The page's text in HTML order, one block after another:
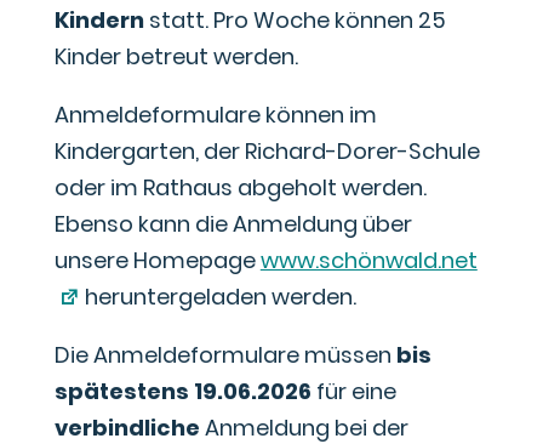
Kindern statt. Pro Woche können 25
Kinder betreut werden.
Anmeldeformulare können im
Kindergarten, der Richard-Dorer-Schule
oder im Rathaus abgeholt werden.
Ebenso kann die Anmeldung über
unsere Homepagewww.schönwald.net
heruntergeladen werden.
Die Anmeldeformulare müssen bis
spätestens 19.06.2026 für eine
verbindliche Anmeldung bei der